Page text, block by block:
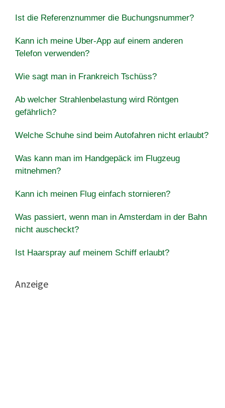
Ist die Referenznummer die Buchungsnummer?
Kann ich meine Uber-App auf einem anderen
Telefon verwenden?
Wie sagt man in Frankreich Tschüss?
Ab welcher Strahlenbelastung wird Röntgen
gefährlich?
Welche Schuhe sind beim Autofahren nicht erlaubt?
Was kann man im Handgepäck im Flugzeug
mitnehmen?
Kann ich meinen Flug einfach stornieren?
Was passiert, wenn man in Amsterdam in der Bahn
nicht auscheckt?
Ist Haarspray auf meinem Schiff erlaubt?
Anzeige